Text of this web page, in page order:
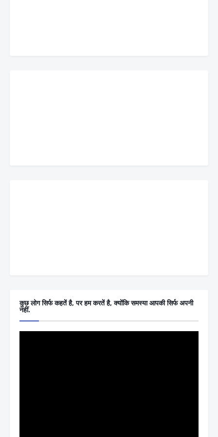
कुछ लोग सिर्फ कहतें है, पर हम करतें है, क्योंकि समस्या आपकी सिर्फ अपनी
नहीं.